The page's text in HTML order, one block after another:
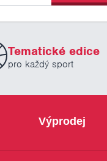
Tematické edice
pro každý sport
Výprodej